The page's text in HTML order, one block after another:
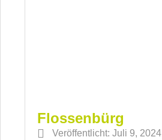
Flossenbürg
Veröffentlicht: Juli 9, 2024